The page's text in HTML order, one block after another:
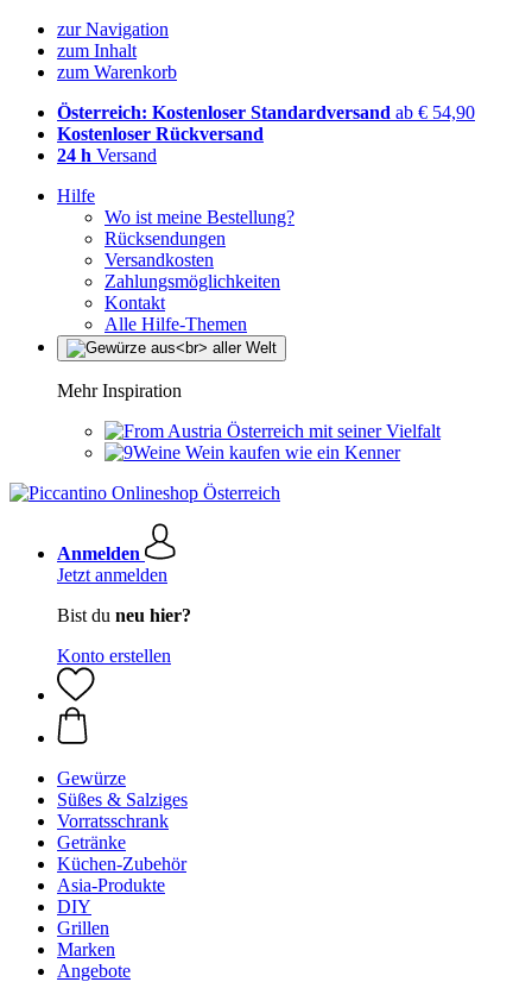
zur Navigation
zum Inhalt
zum Warenkorb
Österreich: Kostenloser Standardversand ab € 54,90
Kostenloser Rückversand
24 h Versand
Hilfe
Wo ist meine Bestellung?
Rücksendungen
Versandkosten
Zahlungsmöglichkeiten
Kontakt
Alle Hilfe-Themen
Mehr Inspiration
Österreich mit seiner Vielfalt
Wein kaufen wie ein Kenner
Anmelden
Jetzt anmelden
Bist du neu hier?
Konto erstellen
Gewürze
Süßes & Salziges
Vorratsschrank
Getränke
Küchen-Zubehör
Asia-Produkte
DIY
Grillen
Marken
Angebote